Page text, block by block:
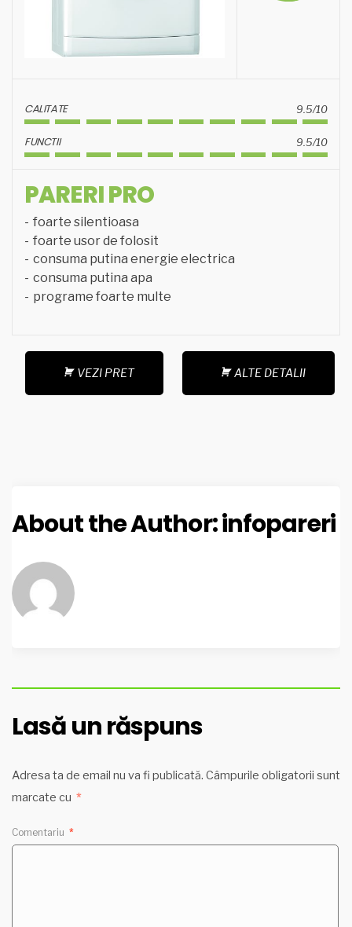
CALITATE 9.5/10
FUNCTII 9.5/10
PARERI PRO
foarte silentioasa
foarte usor de folosit
consuma putina energie electrica
consuma putina apa
programe foarte multe
VEZI PRET ALTE DETALII
About the Author:infopareri
Lasă un răspuns
Adresa ta de email nu va fi publicată. Câmpurile obligatorii sunt
marcate cu *
Comentariu *